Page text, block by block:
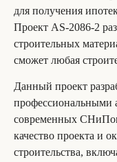
для получения
Проект AS-2086-2
строительных
сможет любая
Данный проект
профессиональными
современных
качество проекта и
строительства,